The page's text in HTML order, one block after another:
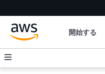
開始する